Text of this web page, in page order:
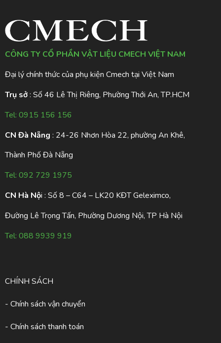
CÔNG TY CỔ PHẦN VẬT LIỆU CMECH VIỆT NAM
Đại lý chính thức của phụ kiện Cmech tại Việt Nam
Trụ sở: Số 46 Lê Thị Riêng, Phường Thới An, TP.HCM
Tel: 0915 156 156
CN Đà Nẵng : 24-26 Nhơn Hòa 22, phường An Khê,
Thành Phố Đà Nẵng
Tel: 092 729 1975
CN Hà Nội : Số 8 – C64 – LK20 KĐT Geleximco,
Đường Lê Trọng Tấn, Phường Dương Nội, TP Hà Nội
Tel: 088 9939 919
CHÍNH SÁCH
- Chính sách vận chuyển
- Chính sách thanh toán